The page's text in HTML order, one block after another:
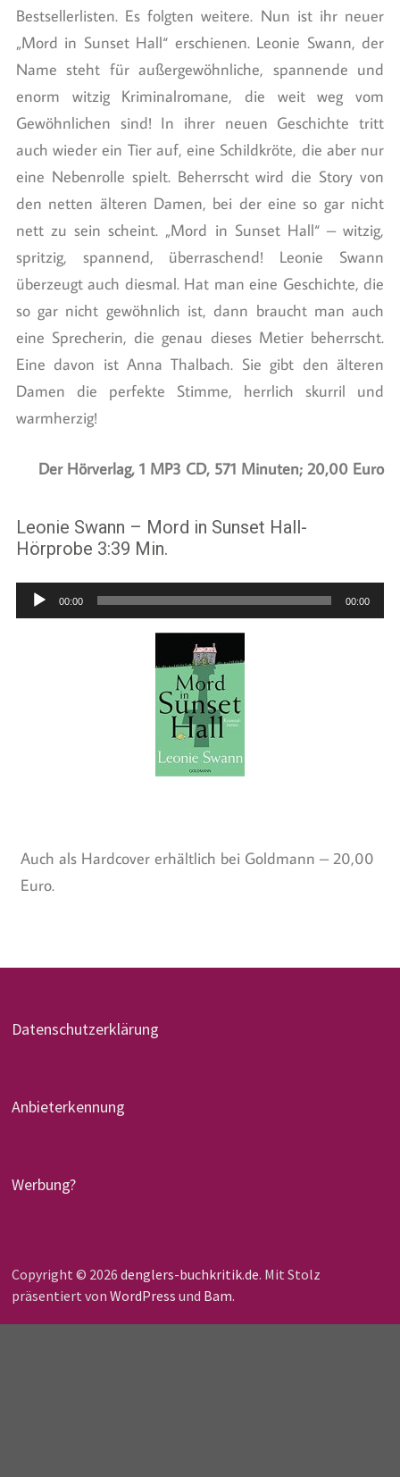
Bestsellerlisten. Es folgten weitere. Nun ist ihr neuer
„Mord in Sunset Hall“ erschienen. Leonie Swann, der
Name steht für außergewöhnliche, spannende und
enorm witzig Kriminalromane, die weit weg vom
Gewöhnlichen sind! In ihrer neuen Geschichte tritt
auch wieder ein Tier auf, eine Schildkröte, die aber nur
eine Nebenrolle spielt. Beherrscht wird die Story von
den netten älteren Damen, bei der eine so gar nicht
nett zu sein scheint. „Mord in Sunset Hall“ – witzig,
spritzig, spannend, überraschend! Leonie Swann
überzeugt auch diesmal. Hat man eine Geschichte, die
so gar nicht gewöhnlich ist, dann braucht man auch
eine Sprecherin, die genau dieses Metier beherrscht.
Eine davon ist Anna Thalbach. Sie gibt den älteren
Damen die perfekte Stimme, herrlich skurril und
warmherzig!
Der Hörverlag, 1 MP3 CD, 571 Minuten; 20,00 Euro
Leonie Swann – Mord in Sunset Hall-
Hörprobe 3:39 Min.
Audio-
Player
00:00 00:00
Auch als Hardcover erhältlich bei Goldmann – 20,00
Euro.
Datenschutzerklärung
Anbieterkennung
Werbung?
Copyright © 2026 denglers-buchkritik.de. Mit Stolz
präsentiert von WordPress und Bam.